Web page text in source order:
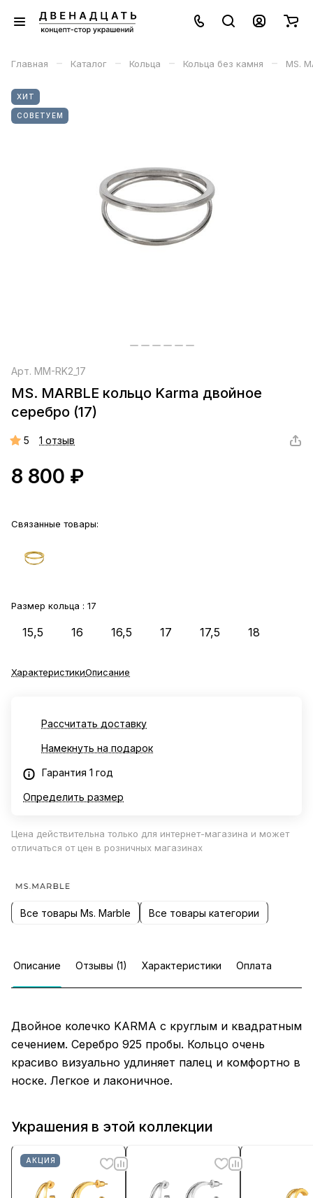
Главная – Каталог – Кольца – Кольца без камня – MS.
ХИТ
СОВЕТУЕМ
Арт. MM-RK2_17
MS. MARBLE кольцо Karma двойное
серебро (17)
5 1 отзыв
8 800 ₽
Связанные товары:
Размер кольца : 17
15,5 16 16,5 17 17,5 18
ХарактеристикиОписание
Рассчитать доставку
Намекнуть на подарок
Гарантия 1 год
Определить размер
Цена действительна только для интернет-магазина и может
отличаться от цен в розничных магазинах
Все товары Ms. Marble Все товары категории
Описание Отзывы (1) Характеристики Оплата
Двойное колечко KARMA с круглым и квадратным
сечением. Серебро 925 пробы. Кольцо очень
красиво визуально удлиняет палец и комфортно в
носке. Легкое и лаконичное.
Украшения в этой коллекции
АКЦИЯ